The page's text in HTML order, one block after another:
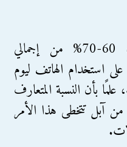
وتشير اختبارات الشركة بأن 60-70% من إجمالي
استخدام الهاتف ليوم
بأن النسبة المتعارف
من آبل تتخطى هذا الأمر